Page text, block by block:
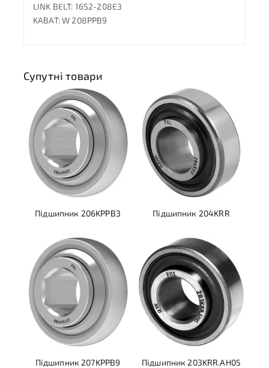
LINK BELT: 16S2-208E3
KABAT: W 208PPB9
Супутні товари
Підшипник 206KPPB3 Підшипник 204KRR
Підшипник 207KPPB9 Підшипник 203KRR.AH05